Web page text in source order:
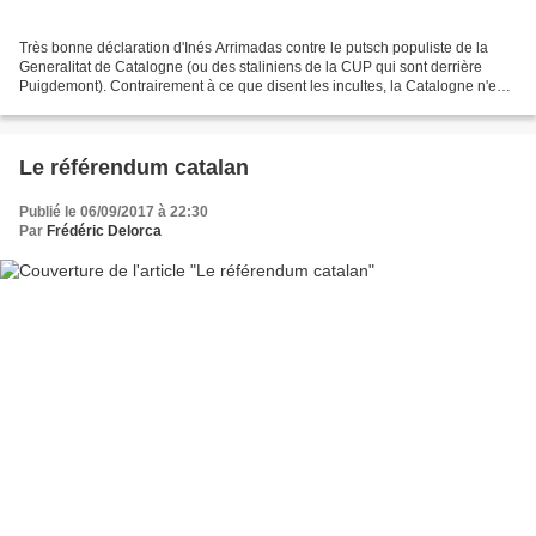
Très bonne déclaration d'Inés Arrimadas contre le putsch populiste de la
Generalitat de Catalogne (ou des staliniens de la CUP qui sont derrière
Puigdemont). Contrairement à ce que disent les incultes, la Catalogne n'est
Le référendum catalan
Publié le 06/09/2017 à 22:30
Par Frédéric Delorca